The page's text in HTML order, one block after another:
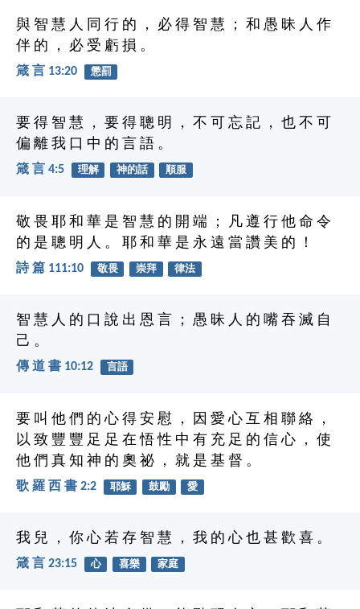
與 智 慧 人 同 行 的 ， 必 得 智 慧 ； 和 愚 昧 人 作
伴 的 ， 必 受 虧 損 。
箴 言 13:20 懲罰
要 得 智 慧 ， 要 得 聰 明 ， 不 可 忘 記 ， 也 不 可
偏 離 我 口 中 的 言 語 。
箴 言 4:5 理解 神的話 順服
敬 畏 耶 和 華 是 智 慧 的 開 端 ； 凡 遵 行 他 命 令
的 是 聰 明 人 。 耶 和 華 是 永 遠 當 讚 美 的 ！
詩 篇 111:10 敬畏 崇拜 律法
智 慧 人 的 口 說 出 恩 言 ； 愚 昧 人 的 嘴 吞 滅 自
己 。
傳 道 書 10:12 言語
要 叫 他 們 的 心 得 安 慰 ， 因 愛 心 互 相 聯 絡 ，
以 致 豐 豐 足 足 在 悟 性 中 有 充 足 的 信 心 ， 使
他 們 真 知 神 的 奧 祕 ， 就 是 基 督 。
歌 羅 西 書 2:2 耶穌 鼓勵 愛
我 兒 ， 你 心 若 存 智 慧 ， 我 的 心 也 甚 歡 喜 。
箴 言 23:15 心 喜樂 家庭